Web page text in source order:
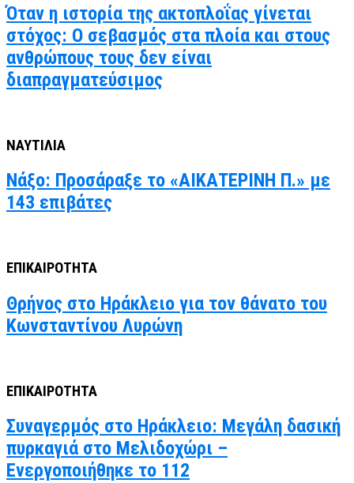
Όταν η ιστορία της ακτοπλοΐας γίνεται
στόχος: Ο σεβασμός στα πλοία και στους
ανθρώπους τους δεν είναι
διαπραγματεύσιμος
ΝΑΥΤΙΛΙΑ
Νάξο: Προσάραξε το «ΑΙΚΑΤΕΡΙΝΗ Π.» με
143 επιβάτες
ΕΠΙΚΑΙΡΟΤΗΤΑ
Θρήνος στο Ηράκλειο για τον θάνατο του
Κωνσταντίνου Λυρώνη
ΕΠΙΚΑΙΡΟΤΗΤΑ
Συναγερμός στο Ηράκλειο: Μεγάλη δασική
πυρκαγιά στο Μελιδοχώρι –
Ενεργοποιήθηκε το 112